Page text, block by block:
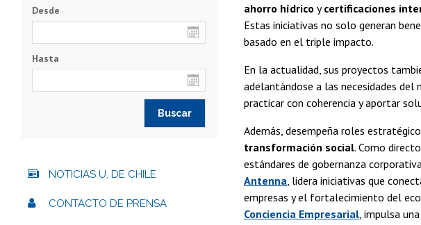
ahorro hídrico ycertificaciones
Estas iniciativas no solo generan
basado en el triple impacto.
En la actualidad, sus proyectos
adelantándose a las necesidades del
practicar con coherencia y aportar
Además, desempeña roles
transformación social. Como
estándares de gobernanza
Antenna , lidera iniciativas que
empresas y el fortalecimiento del
Conciencia Empresarial , impulsa
Desde
Hasta
NOTICIAS U. DE CHILE
CONTACTO DE PRENSA